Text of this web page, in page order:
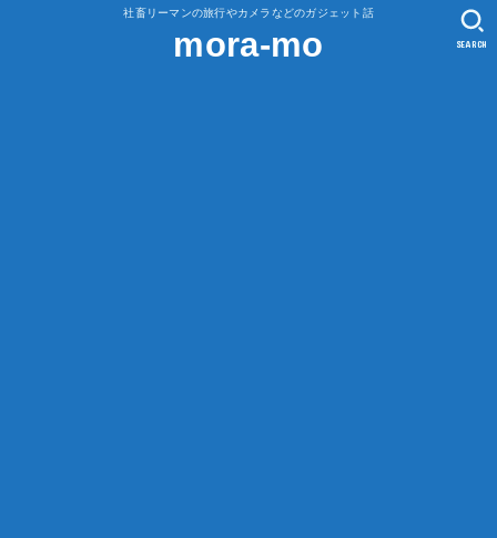
社畜リーマンの旅行やカメラなどのガジェット話
mora-mo SEARCH